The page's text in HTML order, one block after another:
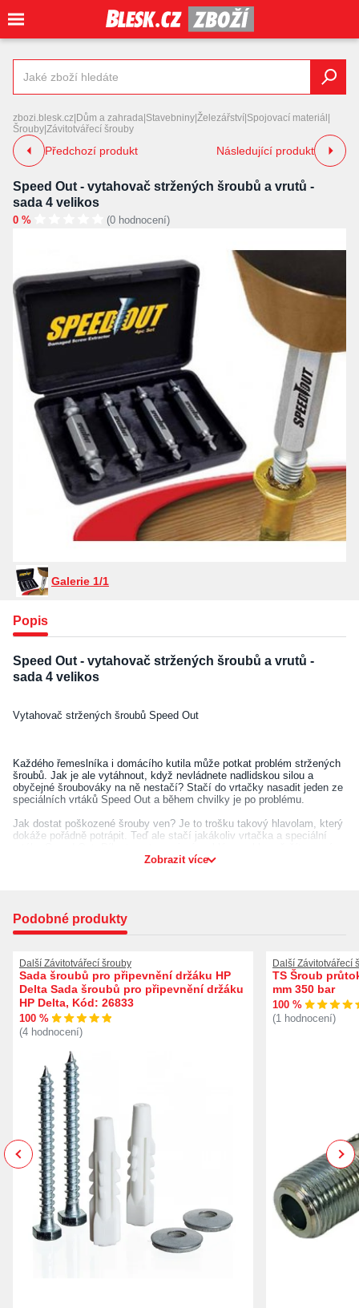
zbozi.blesk.cz Dům a zahrada Stavebniny Železářství Spojovací materiál
Šrouby Závitotvářecí šrouby
Předchozí produkt Následující produkt
Speed Out - vytahovač stržených šroubů a vrutů -
sada 4 velikos
0 % (0 hodnocení)
Galerie 1/1
Popis
Speed Out - vytahovač stržených šroubů a vrutů -
sada 4 velikos
Vytahovač stržených šroubů Speed Out
Každého řemeslníka i domácího kutila může potkat problém stržených
šroubů. Jak je ale vytáhnout, když nevládnete nadlidskou silou a
obyčejné šroubováky na ně nestačí? Stačí do vrtačky nasadit jeden ze
speciálních vrtáků Speed Out a během chvilky je po problému.
Jak dostat poškozené šrouby ven? Je to trošku takový hlavolam, který
dokáže pořádně potrápit. Teď ale stačí jakákoliv vrtačka a speciální
Funguje také na šrouby s utrženými hlavami.
Zobrazit více
Podobné produkty
Další Závitotvářecí šrouby
Sada šroubů pro připevnění držáku HP
Delta Sada šroubů pro připevnění držáku
HP Delta, Kód: 26833
100 %
(4 hodnocení)
Další Závitotvářecí
TS Šroub
mm 350 bar
100 %
(1 hodnocení)
Previous Next